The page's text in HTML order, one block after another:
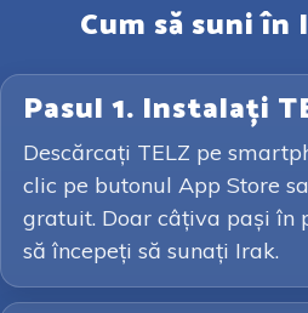
Cum să suni în
Pasul 1. Instalați
Descărcați TELZ pe
clic pe butonul App Store
gratuit. Doar câțiva pași în
să începeți să sunați Irak.